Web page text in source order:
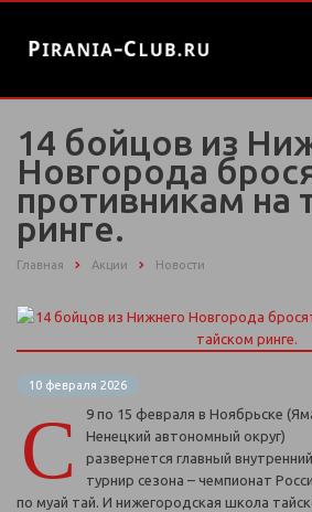
14 бойцов из
Новгорода
противникам на
ринге.
Главная Акции Новости
10 февраля 2026
С
9 по 15 февраля в Ноябрьске
Ненецкий автономный округ)
развернется главный внутренний
турнир сезона – чемпионат
по муай тай. И нижегородская школа